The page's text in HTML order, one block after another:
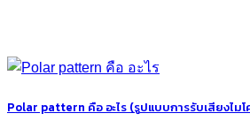
Polar pattern คือ อะไร (รูปแบบการรับเสียงไมโ